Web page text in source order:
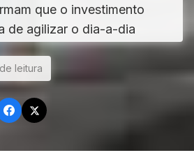
que o investimento
de agilizar o dia-a-dia
leitura